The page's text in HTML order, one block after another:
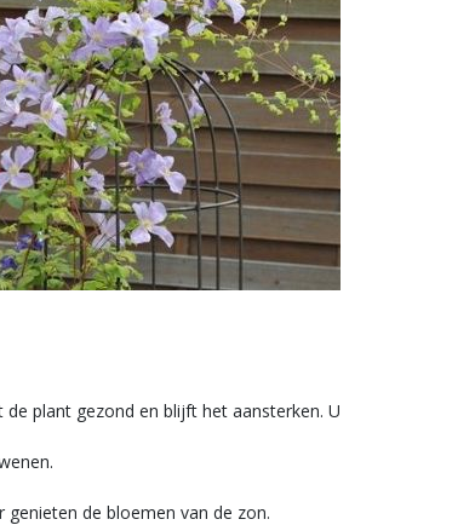
plant gezond en blijft het aansterken. U
de bloemen van de zon.